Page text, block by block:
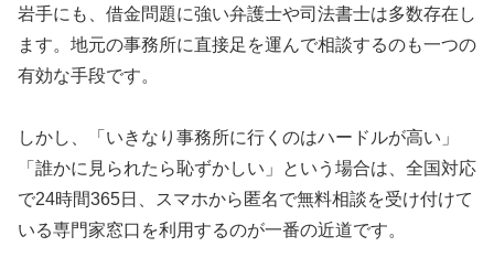
岩手にも、借金問題に強い弁護士や司法書士は多数存在し
ます。地元の事務所に直接足を運んで相談するのも一つの
有効な手段です。
しかし、「いきなり事務所に行くのはハードルが高い」
「誰かに見られたら恥ずかしい」という場合は、全国対応
で24時間365日、スマホから匿名で無料相談を受け付けて
いる専門家窓口を利用するのが一番の近道です。